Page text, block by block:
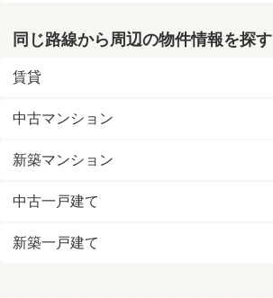
同じ路線から周辺の物件情報を探す
賃貸
中古マンション
新築マンション
中古一戸建て
新築一戸建て